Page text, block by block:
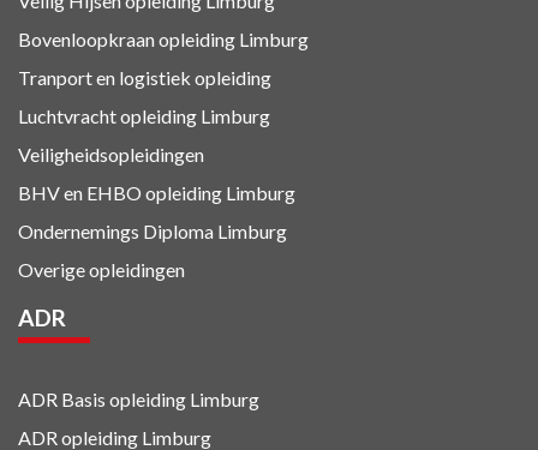
Bovenloopkraan opleiding Limburg
Tranport en logistiek opleiding
Luchtvrachtopleiding Limburg
Veiligheidsopleidingen
BHV en EHBO opleiding Limburg
Ondernemings Diploma Limburg
Overige opleidingen
ADR
ADR Basis opleiding Limburg
ADR opleiding Limburg